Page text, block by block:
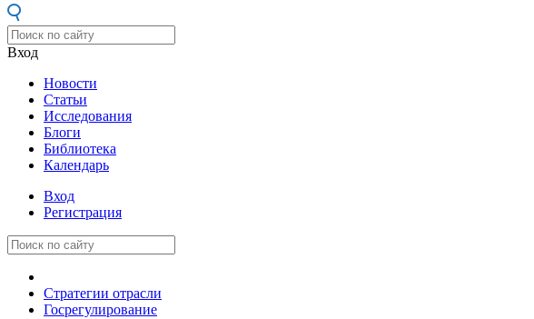
Вход
Новости
Статьи
Исследования
Блоги
Библиотека
Календарь
Вход
Регистрация
Стратегии отрасли
Госрегулирование